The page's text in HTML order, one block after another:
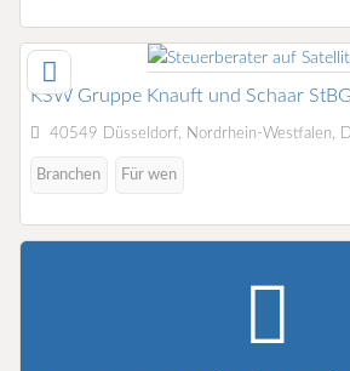
KSW Gruppe Knauft und Schaar
40549 Düsseldorf, Nordrhein-Westfalen,
Branchen Für wen